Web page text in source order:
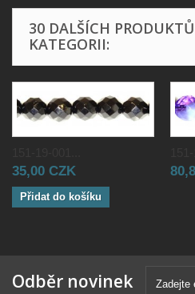
30 DALŠÍCH
KATEGORII:
35,00 CZK
Přidat do košíku
Odběr novinek